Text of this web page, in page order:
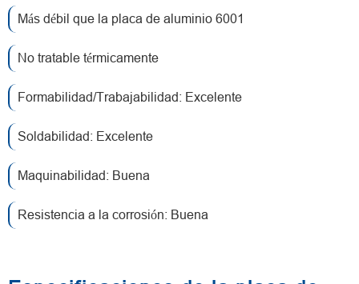
Más débil que la placa de aluminio 6001
No tratable térmicamente
Formabilidad/Trabajabilidad: Excelente
Soldabilidad: Excelente
Maquinabilidad: Buena
Resistencia a la corrosión: Buena